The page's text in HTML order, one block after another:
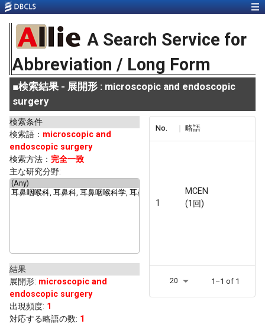
A Search Service for
Abbreviation / Long Form
■検索結果 - 展開形 : microscopic and endoscopic
surgery
検索条件
検索語： microscopic and
endoscopic surgery
検索方法： 完全一致
主な研究分野:
結果
展開形: microscopic and
endoscopic surgery
出現頻度: 1
対応する略語の数: 1
No. 略語
1
MCEN
(1回)
20 1–1 of 1